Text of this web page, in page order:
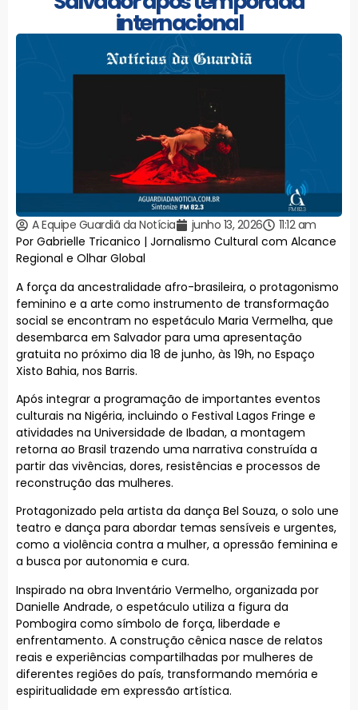
internacional
A Equipe Guardiã da Notícia junho 13, 2026
11:12 am
Por Gabrielle Tricanico | Jornalismo Cultural com Alcance
Regional e Olhar Global
A força da ancestralidade afro-brasileira, o protagonismo
feminino e a arte como instrumento de transformação
social se encontram no espetáculo Maria Vermelha, que
desembarca em Salvador para uma apresentação
gratuita no próximo dia 18 de junho, às 19h, no Espaço
Xisto Bahia, nos Barris.
Após integrar a programação de importantes eventos
culturais na Nigéria, incluindo o Festival Lagos Fringe e
atividades na Universidade de Ibadan, a montagem
retorna ao Brasil trazendo uma narrativa construída a
partir das vivências, dores, resistências e processos de
reconstrução das mulheres.
Protagonizado pela artista da dança Bel Souza, o solo une
teatro e dança para abordar temas sensíveis e urgentes,
como a violência contra a mulher, a opressão feminina e
a busca por autonomia e cura.
Inspirado na obra Inventário Vermelho, organizada por
Danielle Andrade, o espetáculo utiliza a figura da
Pombogira como símbolo de força, liberdade e
enfrentamento. A construção cênica nasce de relatos
reais e experiências compartilhadas por mulheres de
diferentes regiões do país, transformando memória e
espiritualidade em expressão artística.